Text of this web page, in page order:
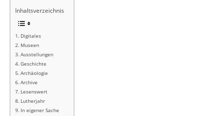
Inhaltsverzeichnis
Digitales
Museen
Ausstellungen
Geschichte
Archäologie
Archive
Lesenswert
Lutherjahr
In eigener Sache